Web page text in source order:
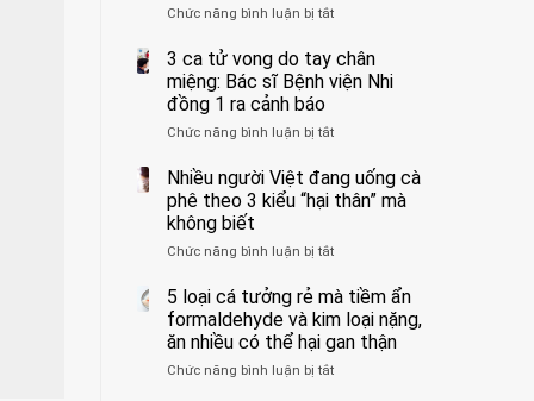
bỏ
hoàn
vì
bỏ
cảm
này
suốt
bác
“Xoắn
900
độ,
không
kịp
Chức năng bình luận bị tắtở
đàn
ông
vì…
quá
mạnh
vệ
4
nhóm
người
được
bác
3 ca tử vong do tay chân
miệng: Bác sĩ Bệnh viện Nhi
đồng 1 ra cảnh báo
Chức năng bình luận bị tắtở
ca
tử
tay
miệng:
Bác
Bệnh
viện
Nhiều người Việt đang uống cà
phê theo 3 kiểu “hại thân” mà
không biết
Chức năng bình luận bị tắtở
người
Việt
đang
uống
cà
5 loại cá tưởng rẻ mà tiềm ẩn
formaldehyde và kim loại nặng,
ăn nhiều có thể hại gan thận
Chức năng bình luận bị tắtở